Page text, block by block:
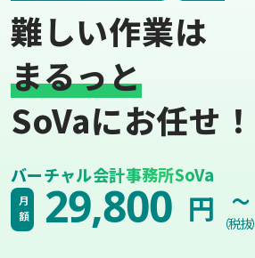
難しい作業は
まるっと
SoVaにお任せ！
バーチャル会計事務所SoVa
月額 29,800 円 ~
（税抜）